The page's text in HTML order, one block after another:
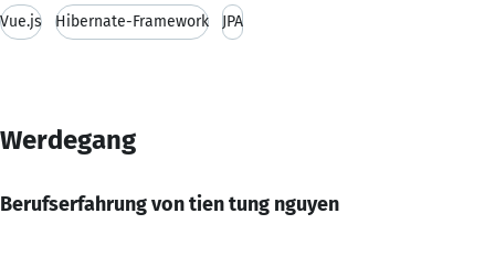
Vue.js Hibernate-Framework JPA
Werdegang
Berufserfahrung von tien tung nguyen